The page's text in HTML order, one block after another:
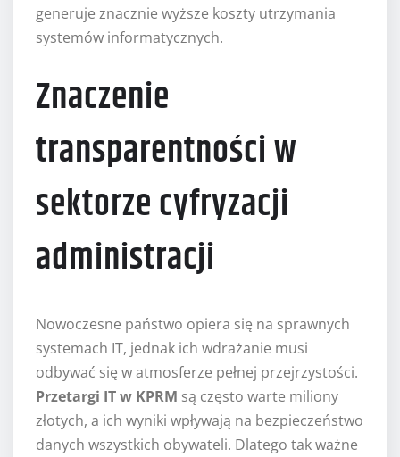
generuje znacznie wyższe koszty utrzymania
systemów informatycznych.
Znaczenie
transparentności w
sektorze cyfryzacji
administracji
Nowoczesne państwo opiera się na sprawnych
systemach IT, jednak ich wdrażanie musi
odbywać się w atmosferze pełnej przejrzystości.
Przetargi IT w KPRM są często warte miliony
złotych, a ich wyniki wpływają na bezpieczeństwo
danych wszystkich obywateli. Dlatego tak ważne